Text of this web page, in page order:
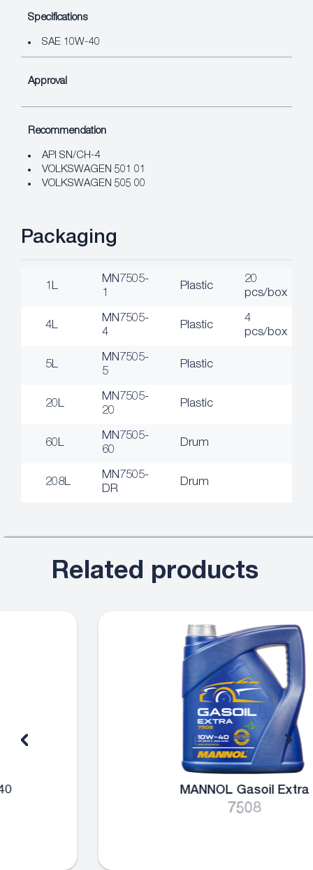
Specifications
SAE 10W-40
Approval
Recommendation
API SN/CH-4
VOLKSWAGEN 501 01
VOLKSWAGEN 505 00
Packaging
1L
MN7505-
1
Plastic
20
pcs/box
4L
MN7505-
4
Plastic
4
pcs/box
5L
MN7505-
5
Plastic
20L
MN7505-
20
Plastic
60L
MN7505-
60
Drum
208L
MN7505-
DR
Drum
Related products
MANNOL Gasoil Extra